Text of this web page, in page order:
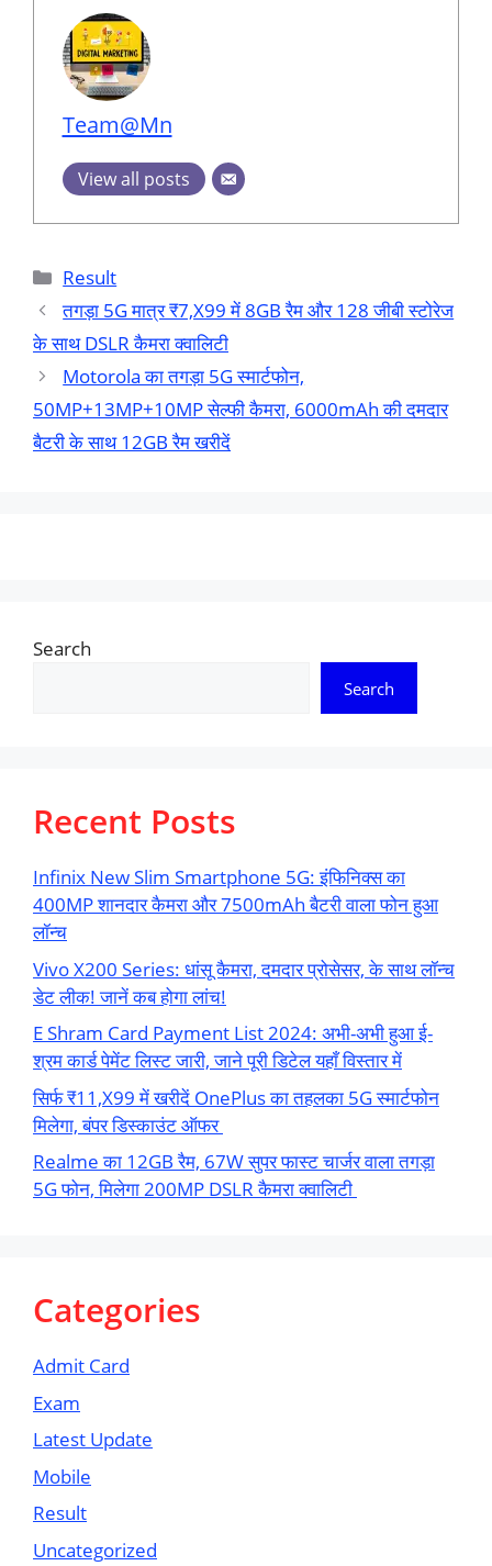
Team@Mn
View all posts
Categories
Result
तगड़ा 5G मात्र ₹7,X99 में 8GB रैम और 128 जीबी स्टोरेज
के साथ DSLR कैमरा क्वालिटी
Motorola का तगड़ा 5G स्मार्टफोन,
50MP+13MP+10MP सेल्फी कैमरा, 6000mAh की दमदार
बैटरी के साथ 12GB रैम खरीदें
Search
Search
Recent Posts
Infinix New Slim Smartphone 5G: इंफिनिक्स का
400MP शानदार कैमरा और 7500mAh बैटरी वाला फोन हुआ
लॉन्च
Vivo X200 Series: धांसू कैमरा, दमदार प्रोसेसर, के साथ लॉन्च
डेट लीक! जानें कब होगा लांच!
E Shram Card Payment List 2024: अभी-अभी हुआ ई-
श्रम कार्ड पेमेंट लिस्ट जारी, जाने पूरी डिटेल यहाँ विस्तार में
सिर्फ ₹11,X99 में खरीदें OnePlus का तहलका 5G स्मार्टफोन
मिलेगा, बंपर डिस्काउंट ऑफर
Realme का 12GB रैम, 67W सुपर फास्ट चार्जर वाला तगड़ा
5G फोन, मिलेगा 200MP DSLR कैमरा क्वालिटी
Categories
Admit Card
Exam
Latest Update
Mobile
Result
Uncategorized